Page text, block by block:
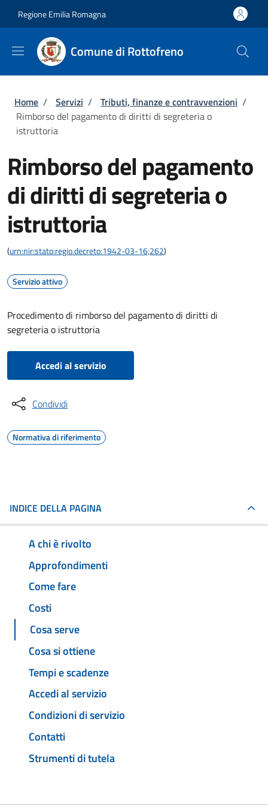
Regione Emilia Romagna
Comune di Rottofreno
Briciole di pane
Home / Servizi / Tributi, finanze e contravvenzioni /
Rimborso del pagamento di diritti di segreteria o
istruttoria
Rimborso del pagamento
di diritti di segreteria o
istruttoria
(urn:nir:stato:regio.decreto:1942-03-16;262)
Servizio attivo
Procedimento di rimborso del pagamento di diritti di
segreteria o istruttoria
Accedi al servizio
Condividi
Normativa di riferimento
INDICE DELLA PAGINA
A chi è rivolto
Approfondimenti
Come fare
Costi
Cosa serve
Cosa si ottiene
Tempi e scadenze
Accedi al servizio
Condizioni di servizio
Contatti
Strumenti di tutela